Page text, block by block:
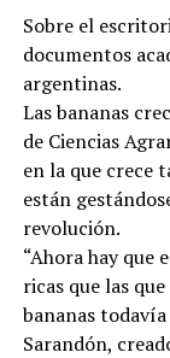
Sobre el
documentos
argentinas.
Las bananas
de Ciencias
en la que crece
están
revolución.
“Ahora hay que
ricas que las
bananas
Sarandón,